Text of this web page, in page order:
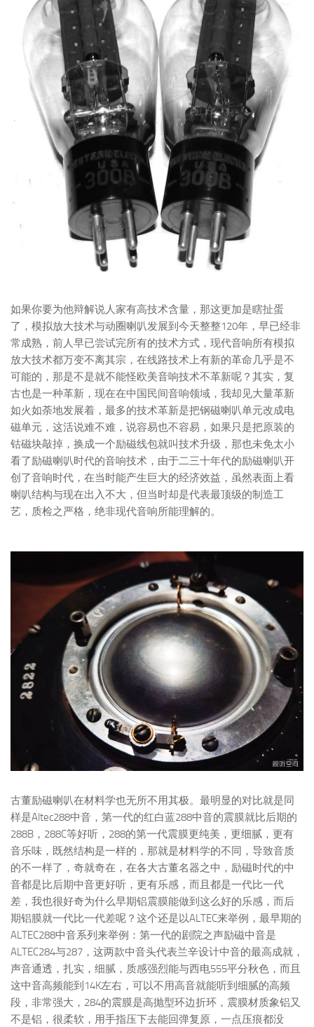
如果你要为他辩解说人家有高技术含量，那这更加是瞎扯蛋
了，模拟放大技术与动圈喇叭发展到今天整整120年，早已经非
常成熟，前人早已尝试完所有的技术方式，现代音响所有模拟
放大技术都万变不离其宗，在线路技术上有新的革命几乎是不
可能的，那是不是就不能怪欧美音响技术不革新呢？其实，复
古也是一种革新，现在在中国民间音响领域，我却见大量革新
如火如荼地发展着，最多的技术革新是把钢磁喇叭单元改成电
磁单元，这活说难不难，说容易也不容易，如果只是把原装的
钴磁块敲掉，换成一个励磁线包就叫技术升级，那也未免太小
看了励磁喇叭时代的音响技术，由于二三十年代的励磁喇叭开
创了音响时代，在当时能产生巨大的经济效益，虽然表面上看
喇叭结构与现在出入不大，但当时却是代表最顶级的制造工
艺，质检之严格，绝非现代音响所能理解的。
古董励磁喇叭在材料学也无所不用其极。最明显的对比就是同
样是Altec288中音，第一代的红白蓝288中音的震膜就比后期的
288B，288C等好听，288的第一代震膜更纯美，更细腻，更有
音乐味，既然结构是一样的，那就是材料学的不同，导致音质
的不一样了，奇就奇在，在各大古董名器之中，励磁时代的中
音都是比后期中音更好听，更有乐感，而且都是一代比一代
差，我也很好奇为什么早期铝震膜能做到这么好的乐感，而后
期铝膜就一代比一代差呢？这个还是以ALTEC来举例，最早期的
ALTEC288中音系列来举例：第一代的剧院之声励磁中音是
ALTEC284与287，这两款中音头代表兰辛设计中音的最高成就，
声音通透，扎实，细腻，质感强烈能与西电555平分秋色，而且
这中音高频能到14K左右，可以不用高音就能听到细腻的高频
段，非常强大，284的震膜是高抛型环边折环，震膜材质象铝又
不是铝，很柔软，用手指压下去能回弹复原，一点压痕都没